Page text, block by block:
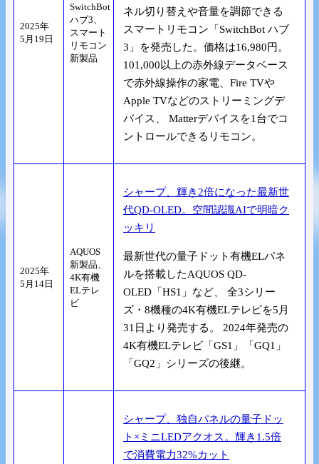
2025年
5月19日
SwitchBot
ハブ3、
スマート
リモコン
新製品
ネル切り替えや音量を調節できる
スマートリモコン「SwitchBot ハブ
3」を発売した。価格は16,980円。
101,000以上の赤外線データベース
で赤外線操作の家電、Fire TVや
Apple TVなどのストリーミングデ
バイス、 Matterデバイスを1台でコ
ントロールできるリモコン。
2025年
5月14日
AQUOS
新製品、
4K有機
ELテレ
ビ
シャープ、輝き2倍になった最新世
代QD-OLED。空間認識AIで明暗ク
ッキリ
最新世代の量子ドット有機ELパネ
ルを搭載したAQUOS QD-
OLED「HS1」など、 全3シリー
ズ・8機種の4K有機ELテレビを5月
31日より発売する。 2024年発売の
4K有機ELテレビ「GS1」「GQ1」
「GQ2」シリーズの後継。
シャープ、独自パネルの量子ドッ
ト×ミニLEDアクオス。輝き1.5倍
で消費電力32%カット